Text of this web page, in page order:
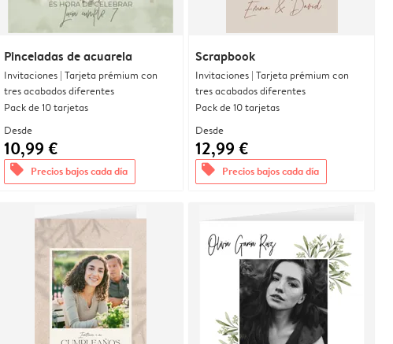
Pinceladas de acuarela
Invitaciones | Tarjeta prémium con
tres acabados diferentes
Pack de 10 tarjetas
Desde
10,99 €
offers Precios bajos cada día
Scrapbook
Invitaciones | Tarjeta prémium con
tres acabados diferentes
Pack de 10 tarjetas
Desde
12,99 €
offers Precios bajos cada día